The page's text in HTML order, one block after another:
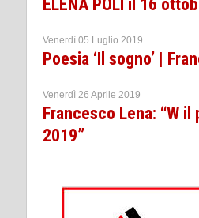
ELENA POLI il 16
Venerdì 05 Luglio 2019
Poesia ‘Il sogno’ |
Venerdì 26 Aprile 2019
Francesco Lena: “W il
2019”